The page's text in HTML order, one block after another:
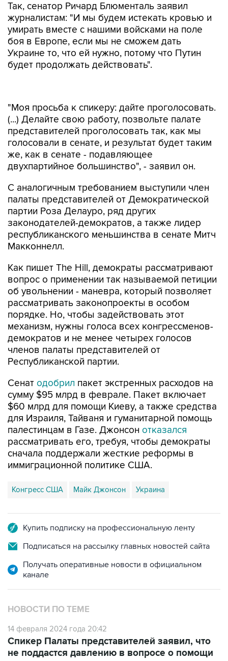
Так, сенатор Ричард Блюменталь заявил
журналистам: "И мы будем истекать кровью и
умирать вместе с нашими войсками на поле
боя в Европе, если мы не сможем дать
Украине то, что ей нужно, потому что Путин
будет продолжать действовать".
представителей проголосовать так, как мы
голосовали в сенате, и результат будет таким
же, как в сенате - подавляющее
двухпартийное большинство", - заявил он.
С аналогичным требованием выступили член
партии Роза Делауро, ряд других
законодателей-демократов, а также лидер
республиканского меньшинства в сенате Митч
Макконнелл.
Как пишет The Hill, демократы рассматривают
об увольнении - маневра, который позволяет
рассматривать законопроекты в особом
порядке. Но, чтобы задействовать этот
механизм, нужны голоса всех конгрессменов-
демократов и не менее четырех голосов
членов палаты представителей от
Республиканской партии.
Сенатодобрилпакет экстренных расходов на
$60 млрд для помощи Киеву, а также средства
для Израиля, Тайваня и гуманитарной помощь
палестинцам в Газе. Джонсонотказался
рассматривать его, требуя, чтобы демократы
сначала поддержали жесткие реформы в
иммиграционной политике США.
Конгресс США Майк Джонсон Украина
Подписаться на рассылку главных новостей сайта
Получать оперативные новости в официальном
НОВОСТИ ПО ТЕМЕ
14 февраля 2024 года 20:42
не поддастся давлению в вопросе о помощи
Украине